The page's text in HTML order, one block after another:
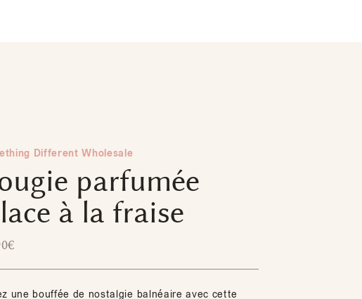
Different Wholesale
parfumée
à la fraise
€
une bouffée de nostalgie balnéaire avec cette